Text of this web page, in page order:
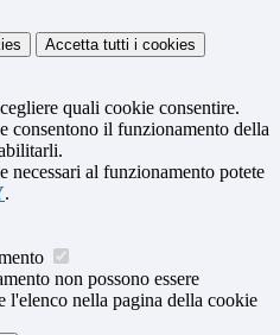
Accetta tutti i cookies
quali cookie consentire.
consentono il funzionamento della
necessari al funzionamento potete
.
non possono essere
l'elenco nella pagina della cookie